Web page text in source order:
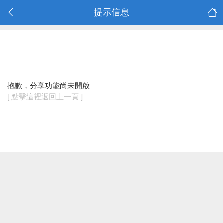
提示信息
抱歉，分享功能尚未開啟
[ 點擊這裡返回上一頁 ]